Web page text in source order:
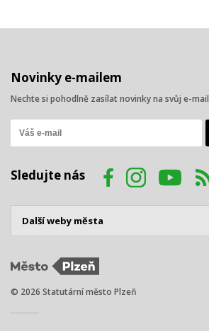
Novinky e-mailem
Nechte si pohodlně zasílat novinky na svůj e-mail
Sledujte nás
© 2026 Statutární město Plzeň